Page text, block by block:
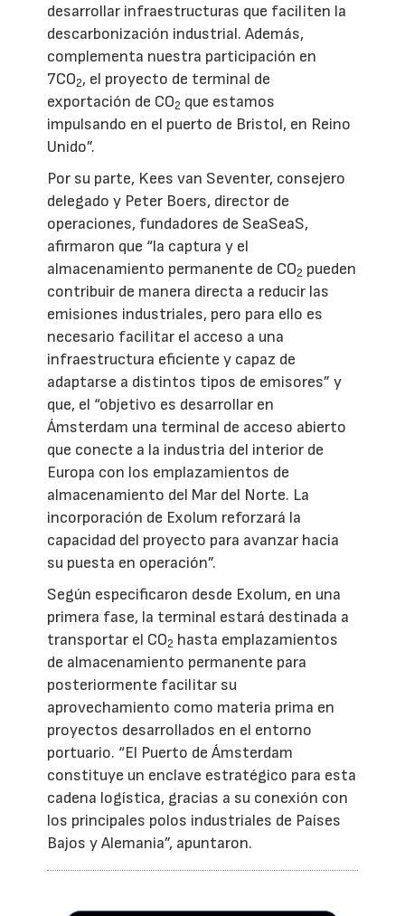
desarrollar infraestructuras que faciliten la
descarbonización industrial. Además,
complementa nuestra participación en
7CO2, el proyecto de terminal de
exportación de CO2 que estamos
impulsando en el puerto de Bristol, en Reino
Unido”.
Por su parte, Kees van Seventer, consejero
delegado y Peter Boers, director de
operaciones, fundadores de SeaSeaS,
afirmaron que “la captura y el
almacenamiento permanente de CO2 pueden
contribuir de manera directa a reducir las
emisiones industriales, pero para ello es
necesario facilitar el acceso a una
infraestructura eficiente y capaz de
adaptarse a distintos tipos de emisores” y
que, el “objetivo es desarrollar en
Ámsterdam una terminal de acceso abierto
que conecte a la industria del interior de
Europa con los emplazamientos de
almacenamiento del Mar del Norte. La
incorporación de Exolum reforzará la
capacidad del proyecto para avanzar hacia
su puesta en operación”.
Según especificaron desde Exolum, en una
primera fase, la terminal estará destinada a
transportar el CO2 hasta emplazamientos
de almacenamiento permanente para
posteriormente facilitar su
aprovechamiento como materia prima en
proyectos desarrollados en el entorno
portuario. “El Puerto de Ámsterdam
constituye un enclave estratégico para esta
cadena logística, gracias a su conexión con
los principales polos industriales de Países
Bajos y Alemania”, apuntaron.